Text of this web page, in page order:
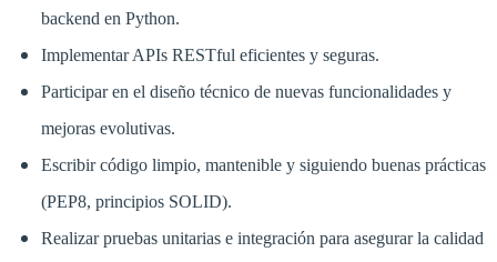
backend en Python.
Implementar APIs RESTful eficientes y seguras.
Participar en el diseño técnico de nuevas funcionalidades y
mejoras evolutivas.
Escribir código limpio, mantenible y siguiendo buenas prácticas
(PEP8, principios SOLID).
Realizar pruebas unitarias e integración para asegurar la calidad